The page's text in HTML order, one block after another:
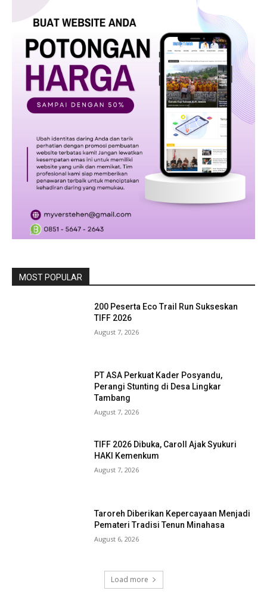
MOST POPULAR
200 Peserta Eco Trail Run Sukseskan
TIFF 2026
August 7, 2026
PT ASA Perkuat Kader Posyandu,
Perangi Stunting di Desa Lingkar
Tambang
August 7, 2026
TIFF 2026 Dibuka, Caroll Ajak Syukuri
HAKI Kemenkum
August 7, 2026
Taroreh Diberikan Kepercayaan Menjadi
Pemateri Tradisi Tenun Minahasa
August 6, 2026
Load more